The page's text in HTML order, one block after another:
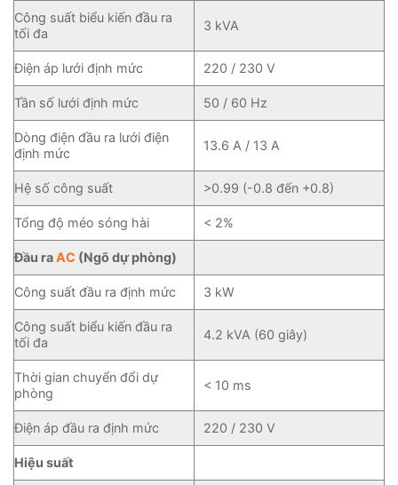
Công suất biểu kiến đầu ra
tối đa
3 kVA
Điện áp lưới định mức 220 / 230 V
Tần số lưới định mức 50 / 60 Hz
Dòng điện đầu ra lưới điện
định mức
13.6 A / 13 A
Hệ số công suất >0.99 (-0.8 đến +0.8)
Tổng độ méo sóng hài < 2%
Đầu raAC (Ngõ dự phòng)
Công suất đầu ra định mức 3 kW
Công suất biểu kiến đầu ra
tối đa
4.2 kVA (60 giây)
Thời gian chuyển đổi dự
phòng
< 10 ms
Điện áp đầu ra định mức 220 / 230 V
Hiệu suất